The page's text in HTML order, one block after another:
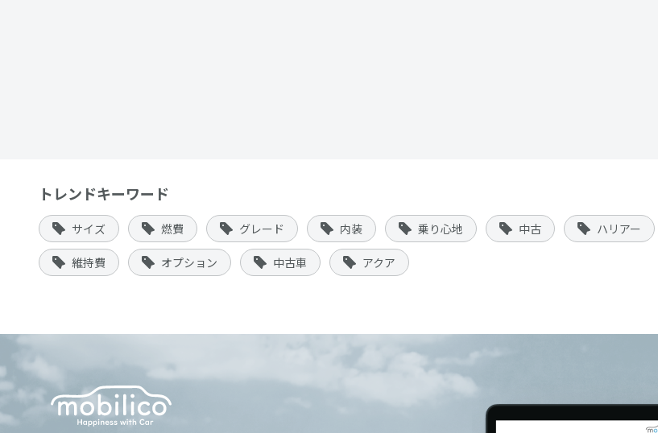
トレンドキーワード
サイズ 燃費 グレード 内装 乗り心地 中古 ハリアー
維持費 オプション 中古車 アクア